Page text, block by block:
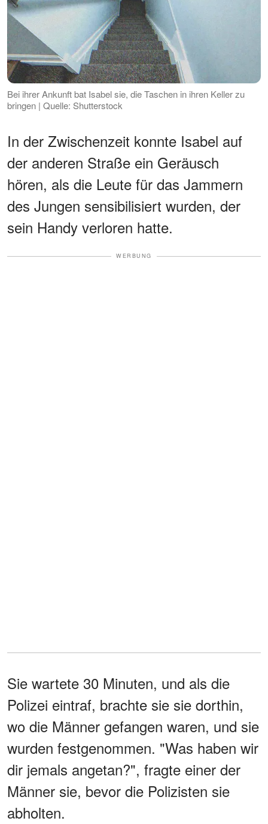
Bei ihrer Ankunft bat Isabel sie, die Taschen in ihren Keller zu
bringen | Quelle: Shutterstock
In der Zwischenzeit konnte Isabel auf
der anderen Straße ein Geräusch
hören, als die Leute für das Jammern
des Jungen sensibilisiert wurden, der
sein Handy verloren hatte.
WERBUNG
Sie wartete 30 Minuten, und als die
Polizei eintraf, brachte sie sie dorthin,
wo die Männer gefangen waren, und sie
wurden festgenommen. "Was haben wir
dir jemals angetan?", fragte einer der
Männer sie, bevor die Polizisten sie
abholten.